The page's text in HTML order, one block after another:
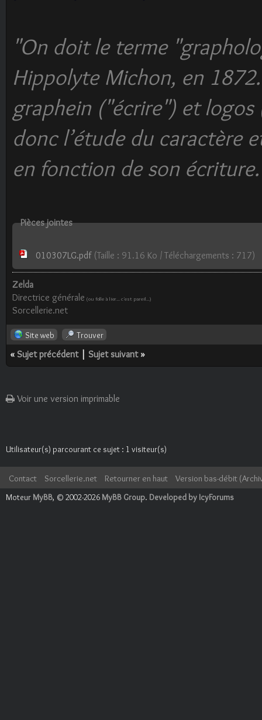
"On doit le terme
Hippolyte Michon, en
graphein ("écrire") et
donc l’étude du caractère
en fonction de son
Pièces jointes
010307LG.pdf(Taille : 91.16 Ko / Téléchargements : 717)
Zelda
Directrice générale (ou folle à lier... c'est pareil...)
Sorcellerie.net
Site web Trouver
« Sujet précédent| Sujet suivant»
Voir une version imprimable
Utilisateur(s) parcourant ce sujet : 1 visiteur(s)
Contact Sorcellerie.net Retourner en haut
Version bas-débit
Moteur MyBB, © 2002-2026 MyBB Group. Developed by IcyForums